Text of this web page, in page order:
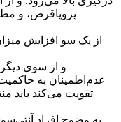
پروپاقرص، و
عدم‌اطمینان به
تقویت می‌کند باید